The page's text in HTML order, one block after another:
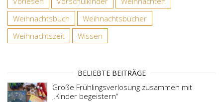
Weihnachtsbuch
Weihnachtsbücher
Weihnachtszeit
Wissen
BELIEBTE BEITRÄGE
Große Frühlingsverlosung zusammen mit
„Kinder begeistern“